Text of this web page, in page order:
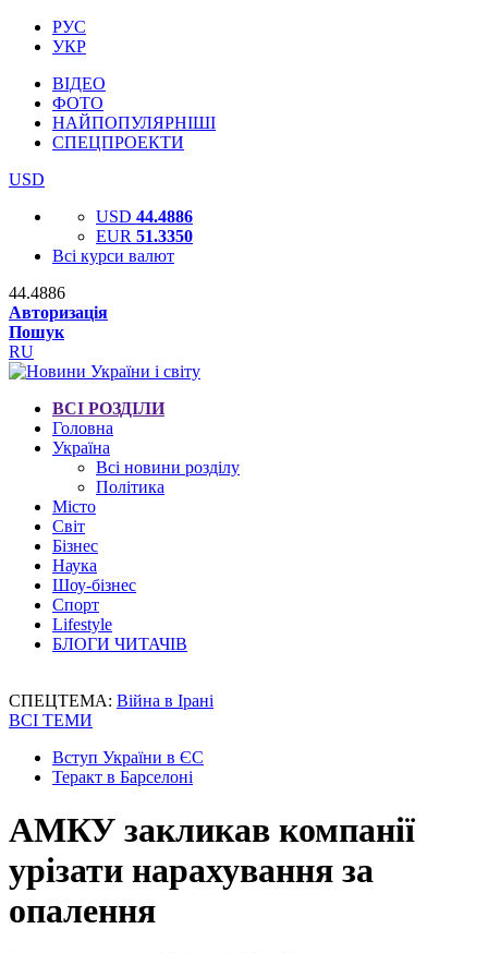
РУС
УКР
ВІДЕО
ФОТО
НАЙПОПУЛЯРНІШІ
СПЕЦПРОЕКТИ
USD
USD 44.4886
EUR 51.3350
Всі курси валют
44.4886
Авторизація
Пошук
RU
ВСІ РОЗДІЛИ
Головна
Україна
Всі новини розділу
Політика
Місто
Світ
Бізнес
Наука
Шоу-бізнес
Спорт
Lifestyle
БЛОГИ ЧИТАЧІВ
СПЕЦТЕМА: Війна в Ірані
ВСІ ТЕМИ
Вступ України в ЄС
Теракт в Барселоні
АМКУ закликав компанії
урізати нарахування за
опалення